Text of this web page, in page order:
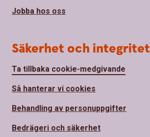
Jobba hos oss
Säkerhet och integritet
Ta tillbaka cookie-medgivande
Så hanterar vi cookies
Behandling av personuppgifter
Bedrägeri och säkerhet